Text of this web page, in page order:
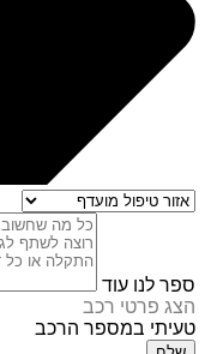
ספר לנו עוד
הצג פרטי רכב
טעיתי במספר הרכב